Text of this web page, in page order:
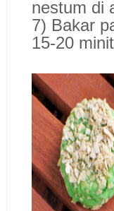
nestum di
7) Bakar
15-20